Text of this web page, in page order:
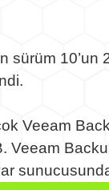
10’un
Veeam
Veeam